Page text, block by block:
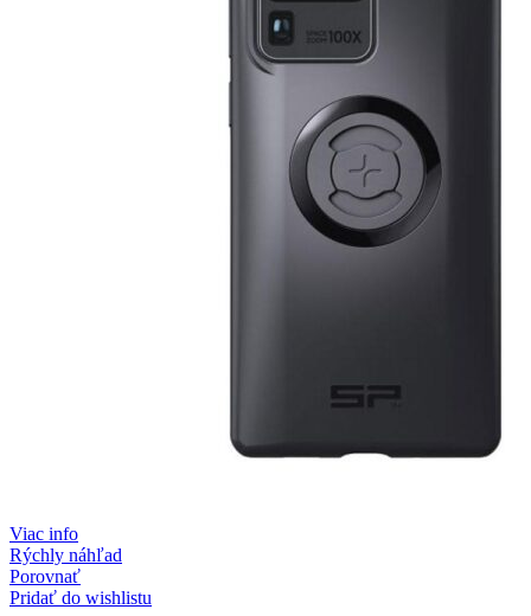
Viac info
Rýchly náhľad
Porovnať
Pridať do wishlistu